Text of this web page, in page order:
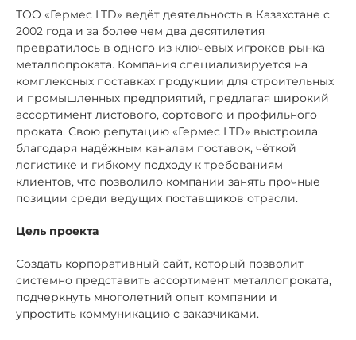
ТОО «Гермес LTD» ведёт деятельность в Казахстане с
2002 года и за более чем два десятилетия
превратилось в одного из ключевых игроков рынка
металлопроката. Компания специализируется на
комплексных поставках продукции для строительных
и промышленных предприятий, предлагая широкий
ассортимент листового, сортового и профильного
проката. Свою репутацию «Гермес LTD» выстроила
благодаря надёжным каналам поставок, чёткой
логистике и гибкому подходу к требованиям
клиентов, что позволило компании занять прочные
позиции среди ведущих поставщиков отрасли.
Цель проекта
Создать корпоративный сайт, который позволит
системно представить ассортимент металлопроката,
подчеркнуть многолетний опыт компании и
упростить коммуникацию с заказчиками.